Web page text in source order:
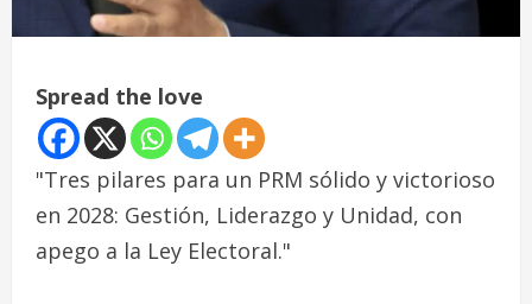
Spread the love
"Tres pilares para un PRM sólido y victorioso
en 2028: Gestión, Liderazgo y Unidad, con
apego a la Ley Electoral."